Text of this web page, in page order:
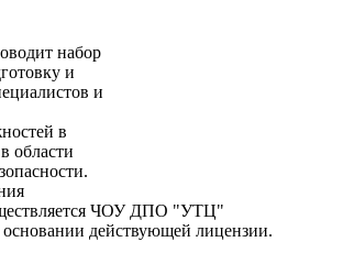
набор
и
и
в
области
ЧОУ ДПО "УТЦ"
действующей лицензии.